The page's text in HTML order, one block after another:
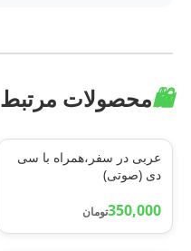
🛍️محصولات مرتبط
عربی در سفر،همراه با سی
دی (صوتی)
350,000تومان